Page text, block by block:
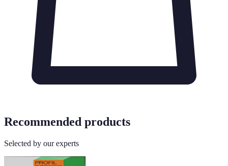
Recommended products
Selected by our experts